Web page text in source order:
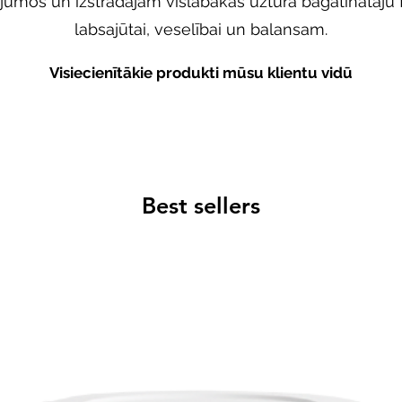
labsajūtai, veselībai un balansam.
Visiecienītākie produkti mūsu klientu vidū
Best sellers